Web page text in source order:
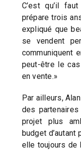
C’est qu’il
prépare trois
expliqué que
se vendent
communiquent
peut-être le
en vente.»
Par ailleurs,
des
projet plus
budget
elle toujours de